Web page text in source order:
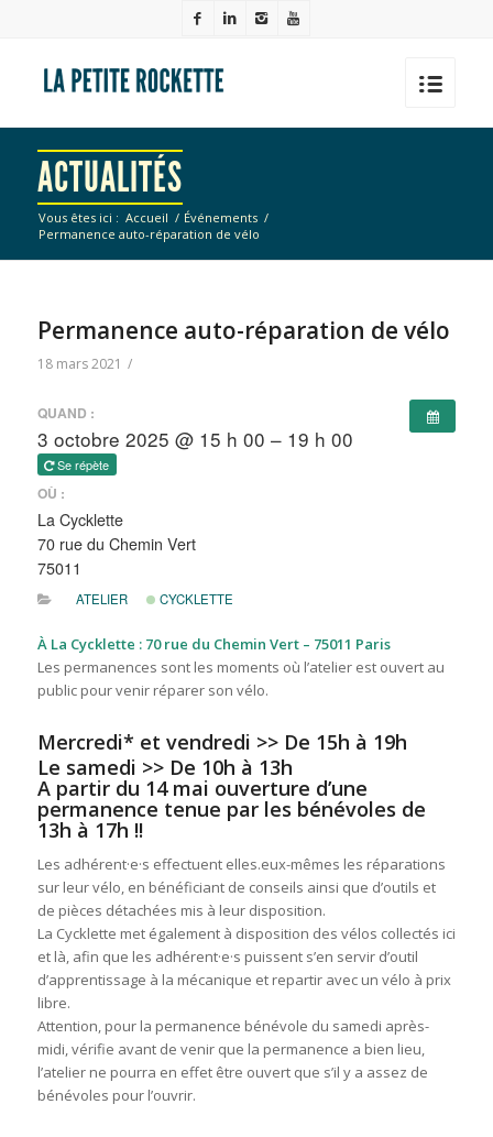
ACTUALITÉS
Vous êtes ici : Accueil / Événements /
Permanence auto-réparation de vélo
Permanence auto-réparation de vélo
18 mars 2021 /
QUAND :
3 octobre 2025 @ 15 h 00 – 19 h 00
Se répète
OÙ :
La Cycklette
70 rue du Chemin Vert
75011
ATELIER CYCKLETTE
À La Cycklette : 70 rue du Chemin Vert – 75011 Paris
Les permanences sont les moments où l’atelier est ouvert au
public pour venir réparer son vélo.
Mercredi* et vendredi >> De 15h à 19h
Le samedi >> De 10h à 13h
A partir du 14 mai ouverture d’une
permanence tenue par les bénévoles de
13h à 17h !!
Les adhérent·e·s effectuent elles.eux-mêmes les réparations
sur leur vélo, en bénéficiant de conseils ainsi que d’outils et
de pièces détachées mis à leur disposition.
La Cycklette met également à disposition des vélos collectés ici
et là, afin que les adhérent·e·s puissent s’en servir d’outil
d’apprentissage à la mécanique et repartir avec un vélo à prix
libre.
Attention, pour la permanence bénévole du samedi après-
midi, vérifie avant de venir que la permanence a bien lieu,
l’atelier ne pourra en effet être ouvert que s’il y a assez de
bénévoles pour l’ouvrir.